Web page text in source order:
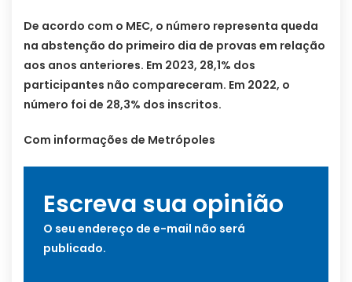
De acordo com o MEC, o número representa queda
na abstenção do primeiro dia de provas em relação
aos anos anteriores. Em 2023, 28,1% dos
participantes não compareceram. Em 2022, o
número foi de 28,3% dos inscritos.
Com informações de Metrópoles
Escreva sua opinião
O seu endereço de e-mail não será
publicado.